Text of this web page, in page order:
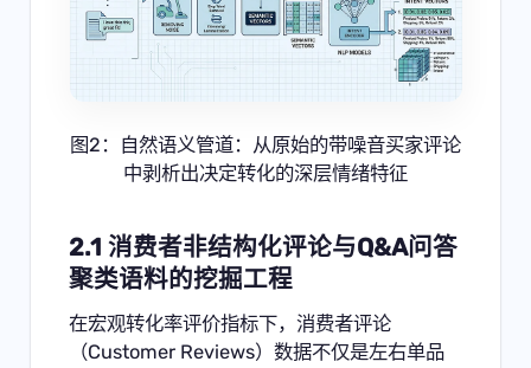
图2：自然语义管道：从原始的带噪音买家评论
中剥析出决定转化的深层情绪特征
2.1 消费者非结构化评论与Q&A问答
聚类语料的挖掘工程
在宏观转化率评价指标下，消费者评论
（Customer Reviews）数据不仅是左右单品